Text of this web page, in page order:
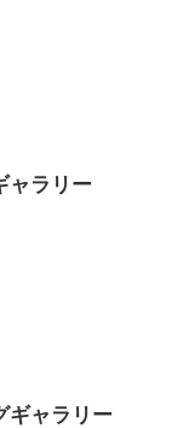
ャラリー
ギャラリー